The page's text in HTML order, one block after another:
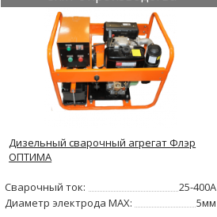
Дизельный сварочный агрегат Флэр
ОПТИМА
Сварочный ток:
25-400А
Диаметр электрода MAX:
5мм